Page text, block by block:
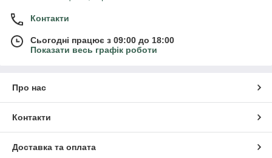
Контакти
Сьогодні працює з 09:00 до 18:00
Показати весь графік роботи
Про нас
Контакти
Доставка та оплата